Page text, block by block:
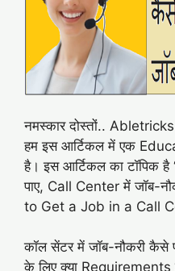
नमस्कार दोस्तों..
हम इस आर्टिकल में एक
है। इस आर्टिकल का टॉपिक
पाए, Call Center में जॉब-
to Get a Job in a Call
कॉल सेंटर में जॉब-नौकरी कैसे
के लिए क्या Requirements